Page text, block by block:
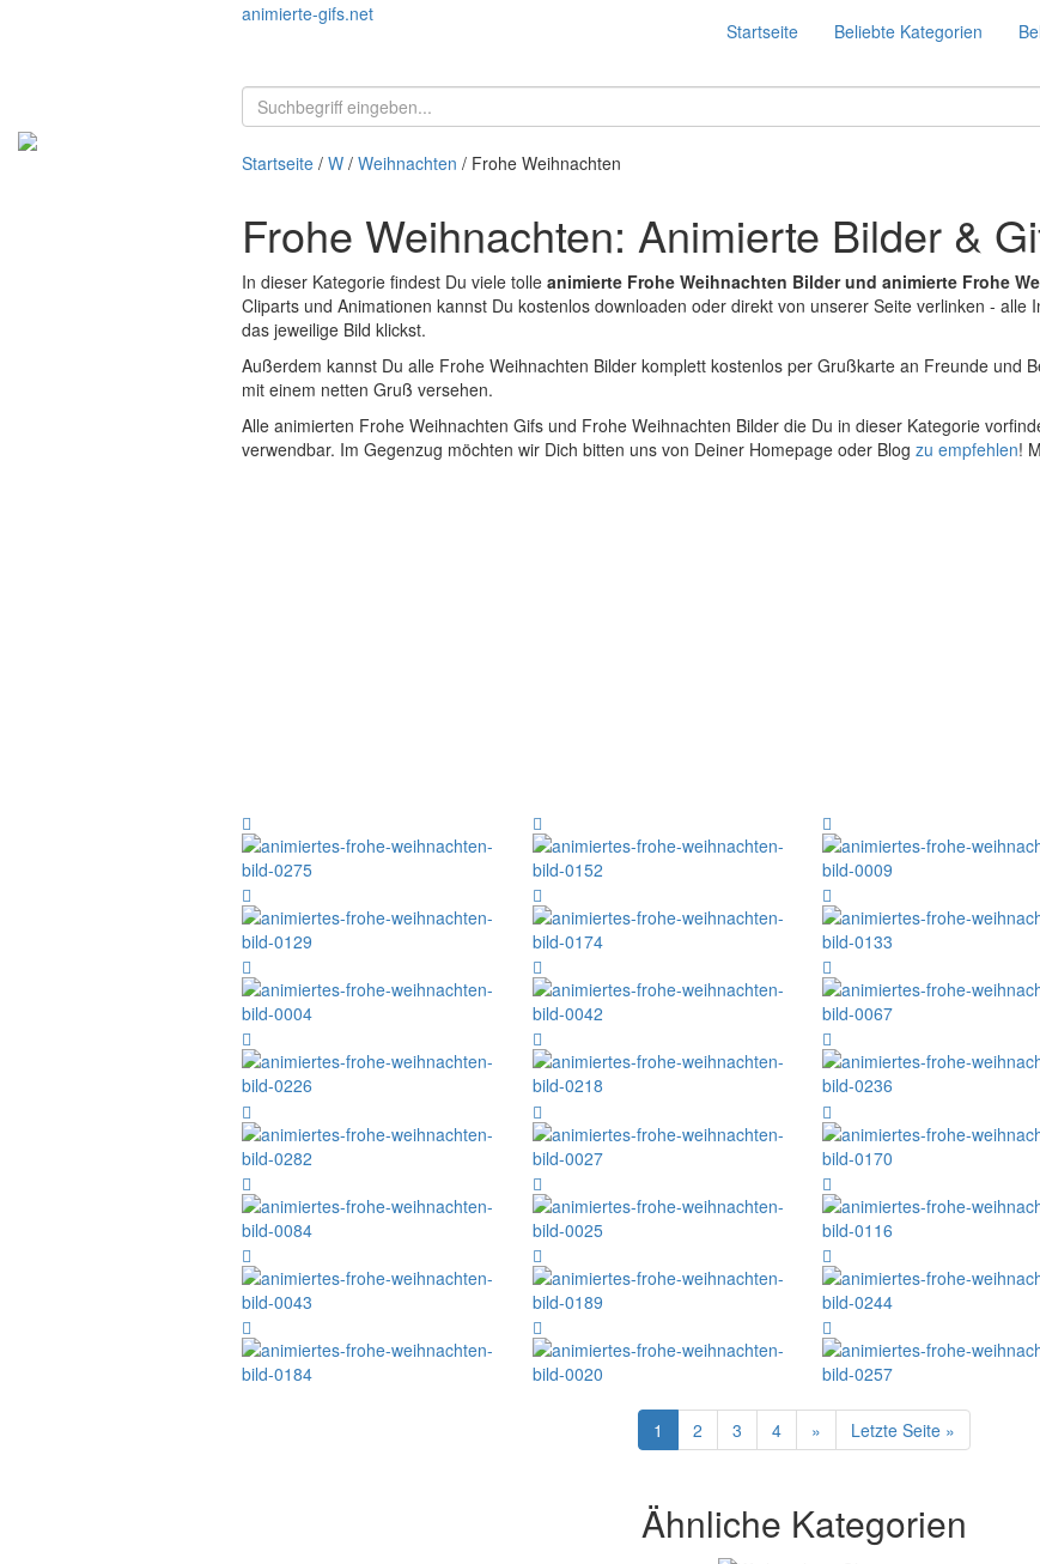
animierte-gifs.net
Startseite Beliebte Kategorien
Startseite / W / Weihnachten / Frohe Weihnachten
Frohe Weihnachten: Animierte Bilder &
In dieser Kategorie findest Du viele tolle animierte Frohe Weihnachten Bilder und animierte Frohe
Cliparts und Animationen kannst Du kostenlos downloaden oder direkt von unserer Seite verlinken - alle
das jeweilige Bild klickst.
Außerdem kannst Du alle Frohe Weihnachten Bilder komplett kostenlos per Grußkarte an Freunde und
mit einem netten Gruß versehen.
Alle animierten Frohe Weihnachten Gifs und Frohe Weihnachten Bilder die Du in dieser Kategorie
verwendbar. Im Gegenzug möchten wir Dich bitten uns von Deiner Homepage oder Blog zu empfehlen!
1 2 3 4 » Letzte Seite »
Ähnliche Kategorien